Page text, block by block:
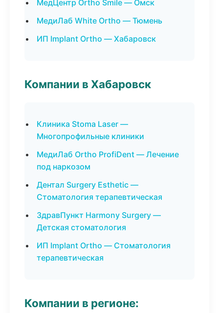
МедЦентр Ortho Smile — Омск
МедиЛаб White Ortho — Тюмень
ИП Implant Ortho — Хабаровск
Компании в Хабаровск
Клиника Stoma Laser —
Многопрофильные клиники
МедиЛаб Ortho ProfiDent — Лечение
под наркозом
Дентал Surgery Esthetic —
Стоматология терапевтическая
ЗдравПункт Harmony Surgery —
Детская стоматология
ИП Implant Ortho — Стоматология
терапевтическая
Компании в регионе: